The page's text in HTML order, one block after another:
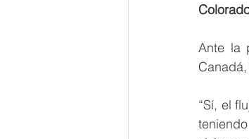
Ante la
“Sí, el